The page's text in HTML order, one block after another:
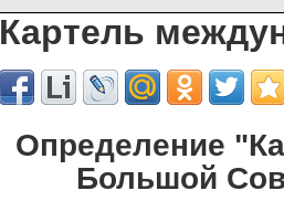
Картель
Определение
Большой